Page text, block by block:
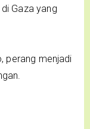
Gaza yang
perang menjadi